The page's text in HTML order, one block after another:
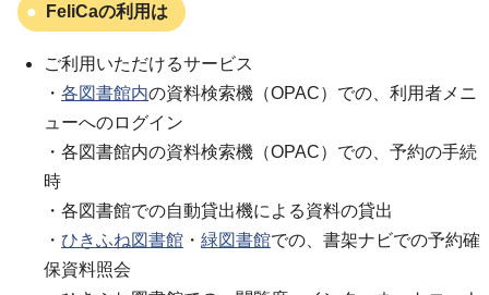
FeliCaの利用は
ご利用いただけるサービス
・ 各図書館内の資料検索機（OPAC）での、利用者メニ
ューへのログイン
・各図書館内の資料検索機（OPAC）での、予約の手続
時
・各図書館での自動貸出機による資料の貸出
・ ひきふね図書館 ・ 緑図書館での、書架ナビでの予約確
保資料照会